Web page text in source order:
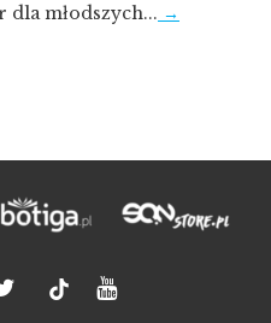
młodszych... →
tiktok